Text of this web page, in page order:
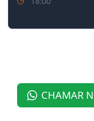
CHAMAR